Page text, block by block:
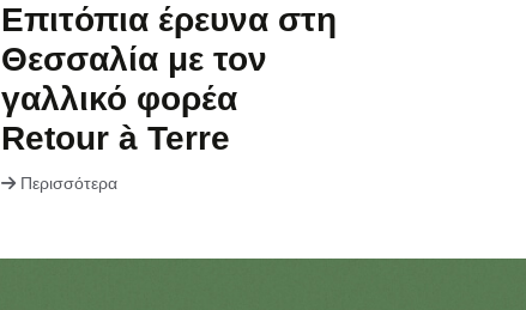
Επιτόπια έρευνα στη
Θεσσαλία με τον
γαλλικό φορέα
Retour à Terre
Περισσότερα